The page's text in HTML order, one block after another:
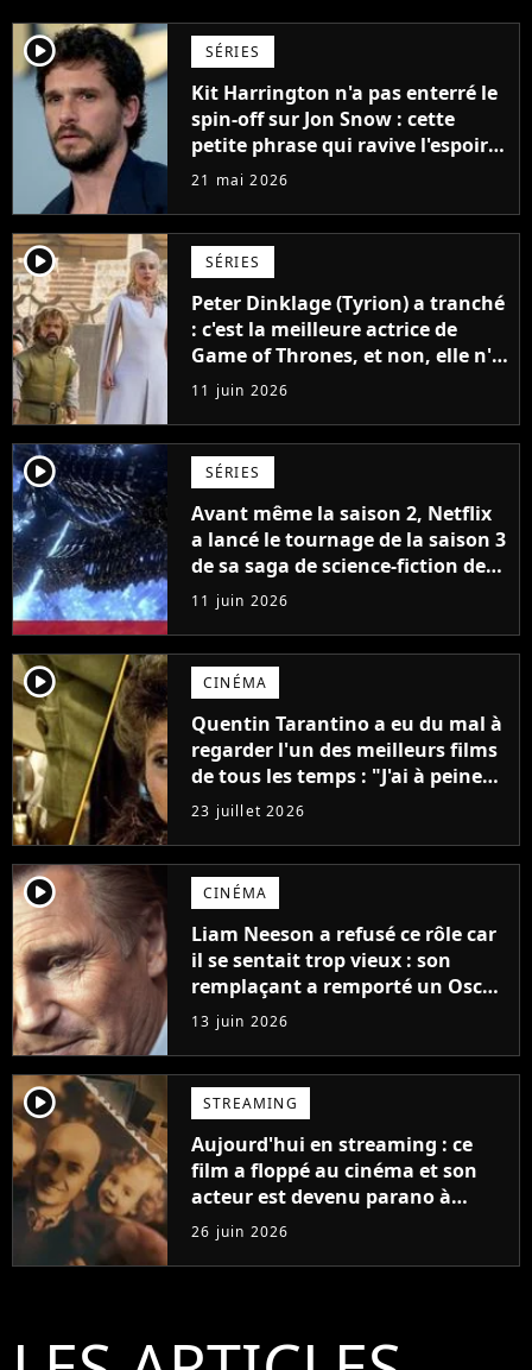
player2 SÉRIES
Kit Harrington n'a pas enterré le
spin-off sur Jon Snow : cette
petite phrase qui ravive l'espoir
des fans de Game of Thrones
21 mai 2026
player2 SÉRIES
Peter Dinklage (Tyrion) a tranché
: c'est la meilleure actrice de
Game of Thrones, et non, elle n'a
pas joué Daenerys
11 juin 2026
player2 SÉRIES
Avant même la saison 2, Netflix
a lancé le tournage de la saison 3
de sa saga de science-fiction des
créateurs de Game of Thrones
11 juin 2026
player2 CINÉMA
Quentin Tarantino a eu du mal à
regarder l'un des meilleurs films
de tous les temps : "J'ai à peine
réussi à aller jusqu'au générique
de fin"
23 juillet 2026
player2 CINÉMA
Liam Neeson a refusé ce rôle car
il se sentait trop vieux : son
remplaçant a remporté un Oscar
et est considéré comme le plus
grand acteur de tous les temps
13 juin 2026
player2 STREAMING
Aujourd'hui en streaming : ce
film a floppé au cinéma et son
acteur est devenu parano à
cause de l'histoire
26 juin 2026